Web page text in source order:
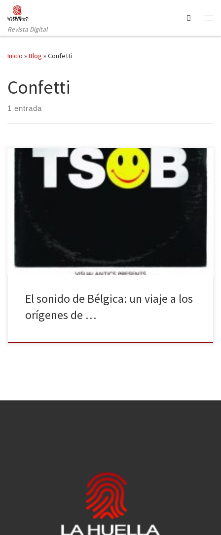
Saltar al contenido
Revista Digital
Search
Inicio »Blog »Confetti
Confetti
1 entrada
La explosión de la música electrónica ha sido tratada en libros
música popular décadas más tarde con la llegada […]
El sonido de Bélgica: un viaje a los
orígenes de …